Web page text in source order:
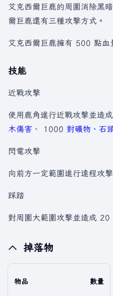
艾克西爾巨鹿的周圍消除黑
爾巨鹿還有三種攻擊方式。
艾克西爾巨鹿擁有 500 點血
技能
近戰攻擊
使用鹿角進行近戰攻擊並造
木傷害 、 1000 對礦物、石
閃電攻擊
向前方一定範圍進行遠程攻
踩踏
對周圍大範圍攻擊並造成 20
掉落物
物品 數量